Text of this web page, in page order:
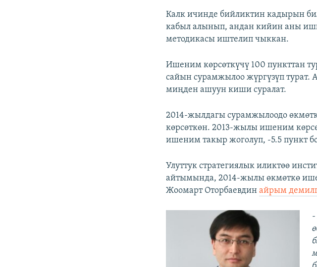
Калк ичинде бийликтин кадырын
кабыл алынып, андан кийин аны
методикасы иштелип чыккан.
Ишеним көрсөткүчү 100 пункттан
сайын сурамжылоо жүргүзүп турат.
миңден ашуун киши суралат.
2014-жылдагы сурамжылоодо
көрсөткөн. 2013-жылы ишеним
ишеним такыр жоголуп, -5.5 пункт
Улуттук стратегиялык иликтөө
айтымында, 2014-жылы өкмөткө
Жоомарт Оторбаевдинайрым
-